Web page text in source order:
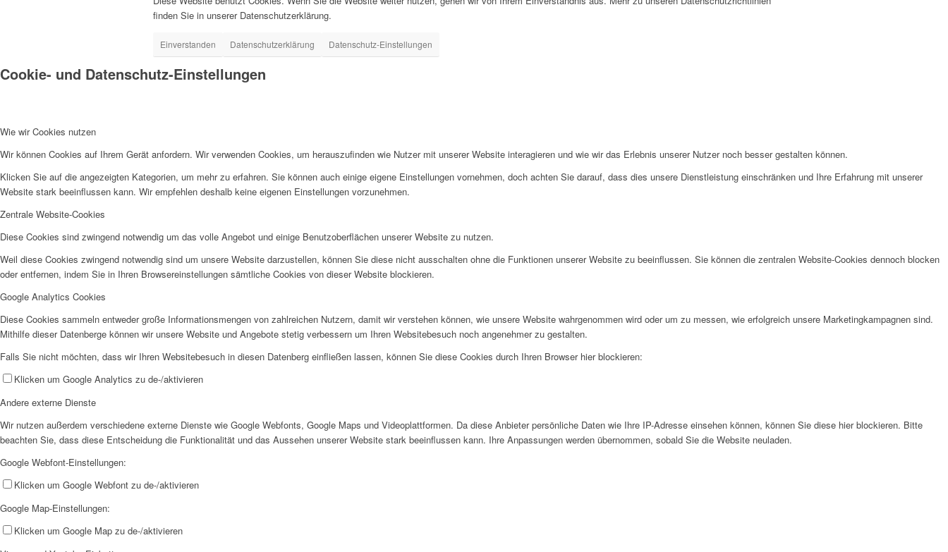
finden Sie in unserer Datenschutzerklärung.
Einverstanden Datenschutzerklärung Datenschutz-Einstellungen
Cookie- und Datenschutz-Einstellungen
Wie wir Cookies nutzen
Wir können Cookies auf Ihrem Gerät anfordern. Wir verwenden Cookies, um herauszufinden wie Nutzer mit unserer Website interagieren und wie wir das Erlebnis unserer Nutzer noch besser gestalten können.
Klicken Sie auf die angezeigten Kategorien, um mehr zu erfahren. Sie können auch einige eigene Einstellungen vornehmen, doch achten Sie darauf, dass dies unsere Dienstleistung einschränken und Ihre Erfahrung mit unserer
Website stark beeinflussen kann. Wir empfehlen deshalb keine eigenen Einstellungen vorzunehmen.
Zentrale Website-Cookies
Diese Cookies sind zwingend notwendig um das volle Angebot und einige Benutzoberflächen unserer Website zu nutzen.
Weil diese Cookies zwingend notwendig sind um unsere Website darzustellen, können Sie diese nicht ausschalten ohne die Funktionen unserer Website zu beeinflussen. Sie können die zentralen Website-Cookies dennoch blocken
oder entfernen, indem Sie in Ihren Browsereinstellungen sämtliche Cookies von dieser Website blockieren.
Google Analytics Cookies
Diese Cookies sammeln entweder große Informationsmengen von zahlreichen Nutzern, damit wir verstehen können, wie unsere Website wahrgenommen wird oder um zu messen, wie erfolgreich unsere Marketingkampagnen sind.
Mithilfe dieser Datenberge können wir unsere Website und Angebote stetig verbessern um Ihren Websitebesuch noch angenehmer zu gestalten.
Falls Sie nicht möchten, dass wir Ihren Websitebesuch in diesen Datenberg einfließen lassen, können Sie diese Cookies durch Ihren Browser hier blockieren:
Klicken um Google Analytics zu de-/aktivieren
Andere externe Dienste
Wir nutzen außerdem verschiedene externe Dienste wie Google Webfonts, Google Maps und Videoplattformen. Da diese Anbieter persönliche Daten wie Ihre IP-Adresse einsehen können, können Sie diese hier blockieren. Bitte
beachten Sie, dass diese Entscheidung die Funktionalität und das Aussehen unserer Website stark beeinflussen kann. Ihre Anpassungen werden übernommen, sobald Sie die Website neuladen.
Google Webfont-Einstellungen:
Klicken um Google Webfont zu de-/aktivieren
Google Map-Einstellungen:
Klicken um Google Map zu de-/aktivieren